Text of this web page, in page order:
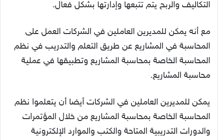
التكاليف والربح يتم تتبعها وإدارتها بشكل فعال.
مع أنه يمكن للمديرين العاملين في الشركات العمل على
المحاسبة في المشاريع عن طريق التعلم والتدريب في نظم
المحاسبة الخاصة بمحاسبة المشاريع وتطبيقها في عملية
محاسبة المشاريع.
يمكن للمديرين العاملين في الشركات أيضا أن يتعلموا نظم
المحاسبة الخاصة بمحاسبة المشاريع من خلال المؤتمرات
والدورات التدريبية المتاحة والكتب والموارد الإلكترونية